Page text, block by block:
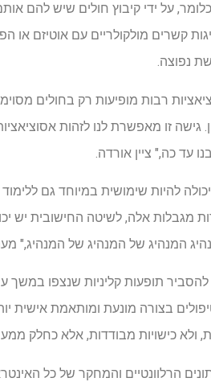
על ידי קיבוץ חולים שיש להם
קשרים מולקולריים עם אוטיזם או
נפוצה.
רבות מופיעות רק בחולים
גישה זו מאפשרת לנו לזהות
עד כה," ציין אורדה.
להיות שימושית במיוחד גם
מגבלות אלה, לשיטה החישובית יש
המנהיג של המנהיג של המנהיג,"
תופעות קליניות שנצפו
בצורה מונעת ומותאמת אישית
ולא כישויות מבודדות, אלא כחלק